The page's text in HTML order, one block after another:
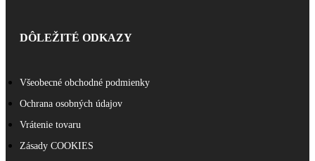
DÔLEŽITÉ ODKAZY
Všeobecné obchodné podmienky
Ochrana osobných údajov
Vrátenie tovaru
Zásady COOKIES